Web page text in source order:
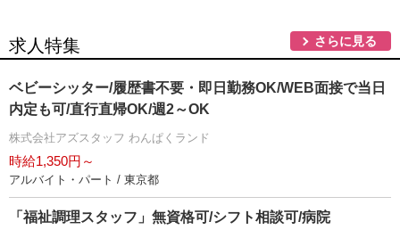
求人特集 さらに見る
ベビーシッター/履歴書不要・即日勤務OK/WEB面接で当日
内定も可/直行直帰OK/週2～OK
株式会社アズスタッフ わんぱくランド
時給1,350円～
アルバイト・パート / 東京都
「福祉調理スタッフ」無資格可/シフト相談可/病院